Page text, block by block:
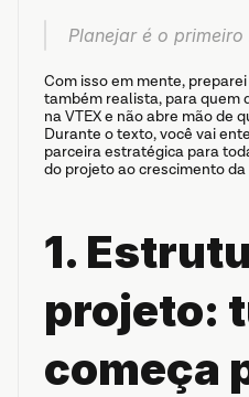
Planejar é o
Com isso em mente,
também realista, para quem
na VTEX e não abre mão de
Durante o texto, você vai
parceira estratégica para
do projeto ao crescimento
1.
projeto:
começa